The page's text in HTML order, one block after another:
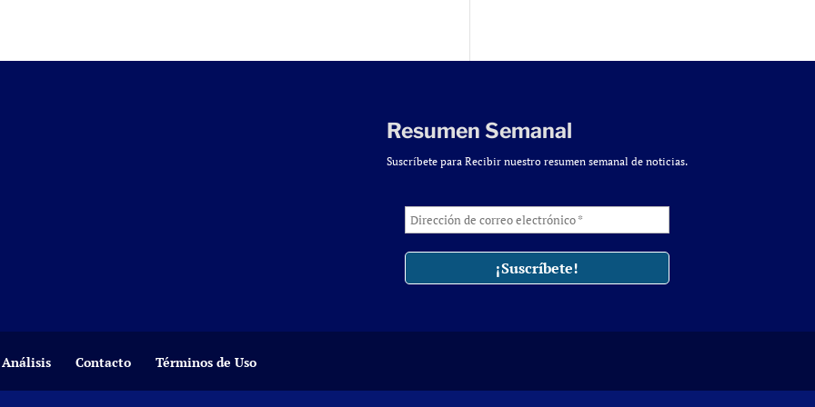
Resumen Semanal
Suscríbete para Recibir nuestro resumen semanal de noticias.
Análisis Contacto Términos de Uso